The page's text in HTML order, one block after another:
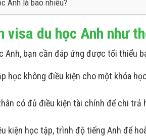
Anh là bao nhiêu?
visa du học Anh như
Anh, bạn cần đáp ứng được tối thiểu
học không điều kiện cho một khóa
có đủ điều kiện tài chính để chi
kiện học tập, trình độ tiếng Anh để